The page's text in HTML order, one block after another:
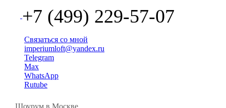
+7 (499) 229-57-07
Связаться со мной
imperiumloft@yandex.ru
Telegram
Max
WhatsApp
Rutube
Шоурум в Москве